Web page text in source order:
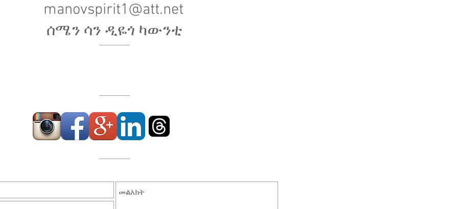
manovspirit1@att.net
ሰሜን ሳን ዲዬጎ ካውንቲ